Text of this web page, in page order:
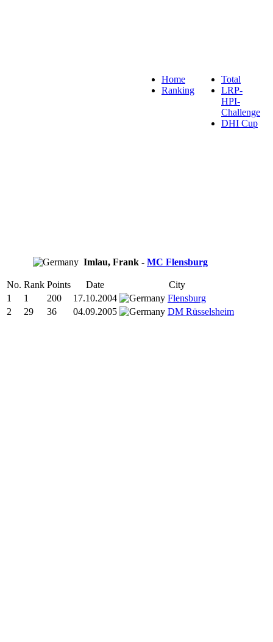
Home
Ranking
Total
LRP-
HPI-
Challenge
DHI Cup
Imlau, Frank - MC Flensburg
No. Rank Points Date
City
1
1 200 17.10.2004
Flensburg
2
29 36 04.09.2005 DM Rüsselsheim